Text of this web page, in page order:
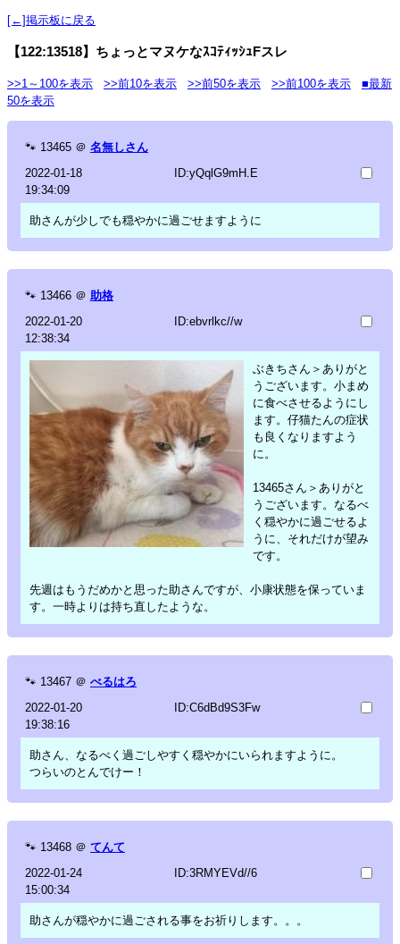
[←]掲示板に戻る
【122:13518】ちょっとマヌケなｽｺﾃｨｯｼｭFスレ
>>1～100を表示 >>前10を表示 >>前50を表示 >>前100を表示
■最新
50を表示
🐾 13465 ＠ 名無しさん
2022-01-18
19:34:09
ID:yQqlG9mH.E
助さんが少しでも穏やかに過ごせますように
🐾 13466 ＠ 助格
2022-01-20
12:38:34
ID:ebvrlkc//w
ぶきちさん＞ありがと
うございます。小まめ
に食べさせるようにし
ます。仔猫たんの症状
も良くなりますよう
に。
13465さん＞ありがと
うございます。なるべ
く穏やかに過ごせるよ
うに、それだけが望み
です。
先週はもうだめかと思った助さんですが、小康状態を保っていま
す。一時よりは持ち直したような。
🐾 13467 ＠ べるはろ
2022-01-20
19:38:16
ID:C6dBd9S3Fw
助さん、なるべく過ごしやすく穏やかにいられますように。
つらいのとんでけー！
🐾 13468 ＠ てんて
2022-01-24
15:00:34
ID:3RMYEVd//6
助さんが穏やかに過ごされる事をお祈りします。。。